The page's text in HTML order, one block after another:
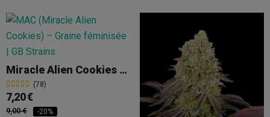
Miracle Alien Cookies (MAC)
(78)
7,20 €
9,00 € -20%